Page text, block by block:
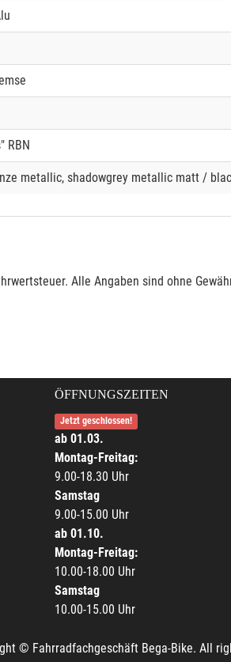
RBN
metallic, shadowgrey metallic matt /
Alle Angaben sind ohne
ÖFFNUNGSZEITEN
Jetzt geschlossen!
ab 01.03.
Montag-Freitag:
9.00-18.30 Uhr
Samstag
9.00-15.00 Uhr
ab 01.10.
Montag-Freitag:
10.00-18.00 Uhr
Samstag
10.00-15.00 Uhr
© Fahrradfachgeschäft Bega-Bike. All